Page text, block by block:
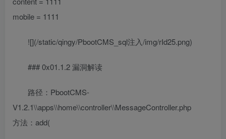
mobile = 1111
![](/static/qingy/PbootCMS_sql注入/img/rId25.png)
### 0x01.1.2 漏洞解读
路径：PbootCMS-
V1.2.1\\apps\\home\\controller\\MessageController.php
方法：add(